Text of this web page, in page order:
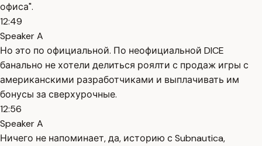
офиса".
12:49
Speaker A
Но это по официальной. По неофициальной DICE
банально не хотели делиться роялти с продаж игры с
американскими разработчиками и выплачивать им
бонусы за сверхурочные.
12:56
Speaker A
Ничего не напоминает, да, историю с Subnautica,